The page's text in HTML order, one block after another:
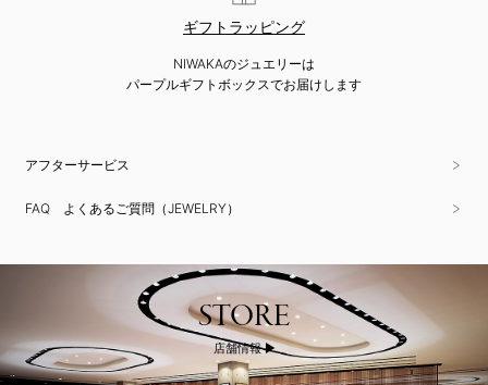
ギフトラッピング
NIWAKAのジュエリーは
パープルギフトボックスでお届けします
アフターサービス
FAQ よくあるご質問（JEWELRY）
STORE
店舗情報 ▶